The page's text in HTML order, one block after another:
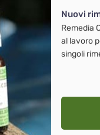
Nuovi
Remedia
al lavoro
singoli